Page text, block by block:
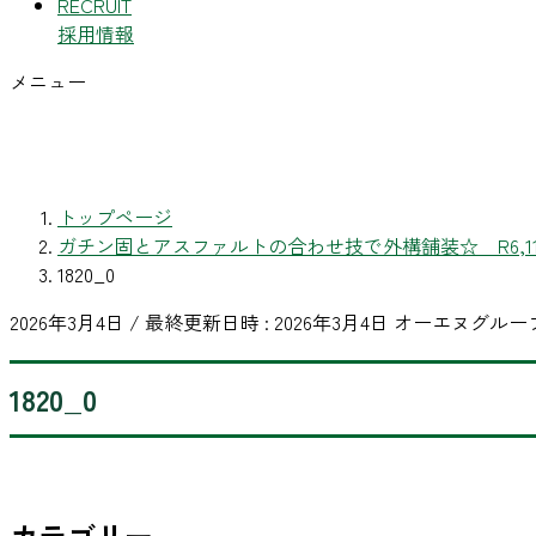
採用情報
メニュー
トップページ
ガチン固とアスファルトの合わせ技で外構舗装☆
1820_0
2026年3月4日 / 最終更新日時 : 2026年3月4日 オーエヌグルー
1820_0